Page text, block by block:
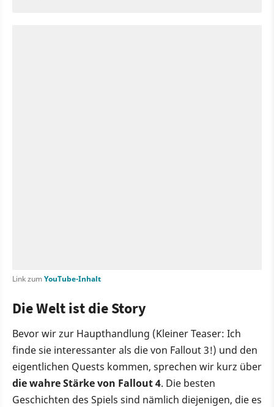
Link zumYouTube-Inhalt
Die Welt ist die Story
Bevor wir zur Haupthandlung (Kleiner Teaser: Ich
finde sie interessanter als die von Fallout 3!) und den
eigentlichen Quests kommen, sprechen wir kurz über
die wahre Stärke von Fallout 4. Die besten
Geschichten des Spiels sind nämlich diejenigen, die es